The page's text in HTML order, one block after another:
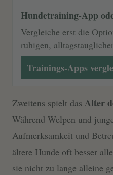
Hundetraining-App
Vergleiche erst die
ruhigen,
Trainings-Apps
Zweitens spielt das Alter
Während Welpen und
Aufmerksamkeit und
ältere Hunde oft besser
sie nicht zu lange alleine